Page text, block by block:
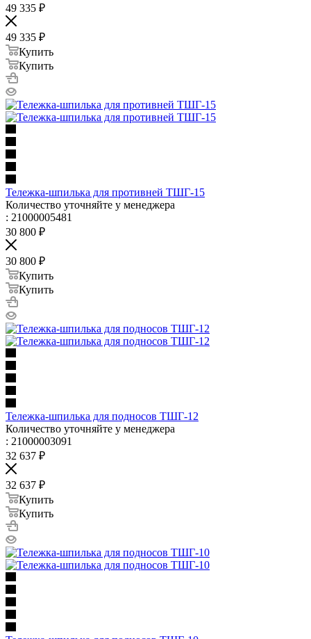
49 335 ₽
49 335 ₽
Купить
Купить
Тележка-шпилька для противней ТШГ-15
Количество уточняйте у менеджера
: 21000005481
30 800 ₽
30 800 ₽
Купить
Купить
Тележка-шпилька для подносов ТШГ-12
Количество уточняйте у менеджера
: 21000003091
32 637 ₽
32 637 ₽
Купить
Купить